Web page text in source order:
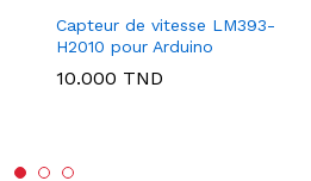
Capteur de vitesse LM393-
H2010 pour Arduino
10.000 TND